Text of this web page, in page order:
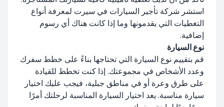
استشر شركة تأجير السيارات في سيرت لمعرفة أنواع
التغطيات التي يقدمونها وما إذا كانت هناك أي رسوم
إضافية.
نوع السيارة
قم بتقييم نوع السيارة التي تحتاجها بناءً على خطط سفرك
وعدد الأشخاص في مجموعتك. إذا كنت تخطط للقيادة
على طرق وعرة أو في مناطق جبلية، فيجب عليك اختيار
سيارة مناسبة. يعد اختيار السيارة المناسبة لرحلتك أمرًا